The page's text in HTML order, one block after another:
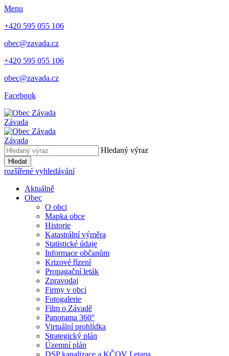
Menu
+420 595 055 106
obec@zavada.cz
+420 595 055 106
obec@zavada.cz
Facebook
Závada
Závada
Hledaný výraz
Hledat
rozšířené vyhledávání
Aktuálně
Obec
O obci
Mapka obce
Historie
Katastrální výměra
Statistické údaje
Informace občanům
Krizové řízení
Propagační leták
Zpravodaj
Firmy v obci
Fotogalerie
Film o Závadě
Panorama 360°
Virtuální prohlídka
Strategický plán
Územní plán
DSP kanalizace a KČOV I.etapa